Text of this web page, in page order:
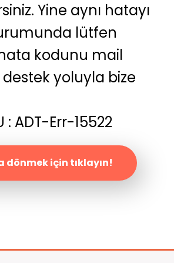
Yine aynı hatayı
lütfen
kodunu mail
yoluyla bize
: ADT-Err-15522
dönmek için tıklayın!